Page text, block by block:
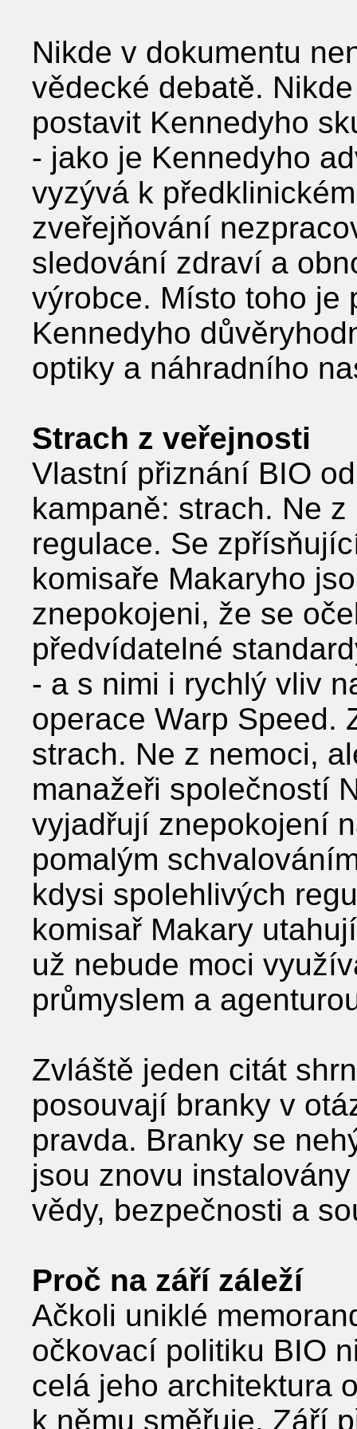
Nikde v dokumentu
vědecké debatě.
postavit Kennedyho
- jako je Kennedyho
vyzývá k
zveřejňování
sledování zdraví a
výrobce. Místo toho je
Kennedyho
optiky a náhradního
Strach z veřejnosti
Vlastní přiznání BIO
kampaně: strach. Ne
regulace. Se
komisaře Makaryho
znepokojeni, že se
předvídatelné
- a s nimi i rychlý vliv
operace Warp Speed.
strach. Ne z nemoci,
manažeři společností
vyjadřují znepokojení
pomalým
kdysi spolehlivých
komisař Makary
už nebude moci
průmyslem a
Zvláště jeden citát
posouvají branky v
pravda. Branky se
jsou znovu
vědy, bezpečnosti a
Proč na září záleží
Ačkoli uniklé
očkovací politiku BIO
celá jeho architektura
k němu směřuje. Září